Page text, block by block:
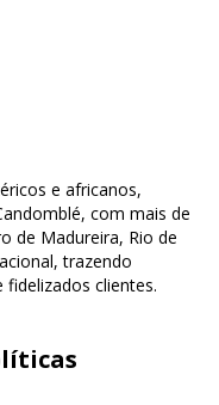
e africanos,
com mais de
de Madureira, Rio de
trazendo
clientes.